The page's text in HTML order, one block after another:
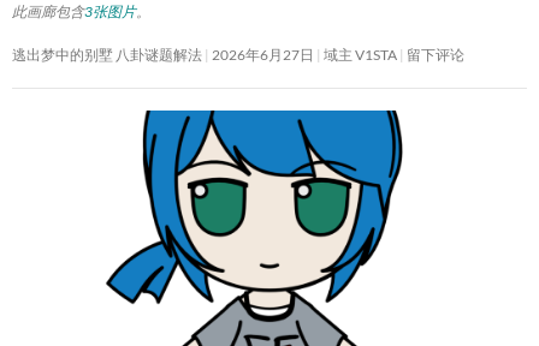
此画廊包含3张图片。
逃出梦中的别墅 八卦谜题解法 2026年6月27日 域主 V1STA 留下评论